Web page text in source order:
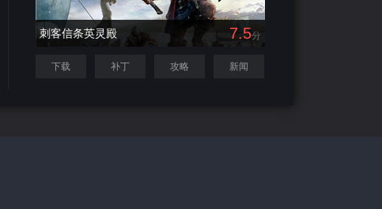
刺客信条英灵殿 7.5分
下载 补丁 攻略 新闻